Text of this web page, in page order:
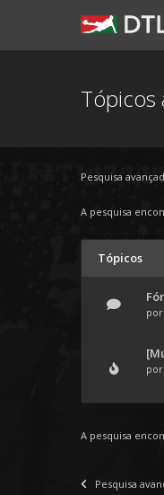
Tópicos
Pesquisa
A pesquisa
Tópicos
por
por
A pesquisa
Pesquisa